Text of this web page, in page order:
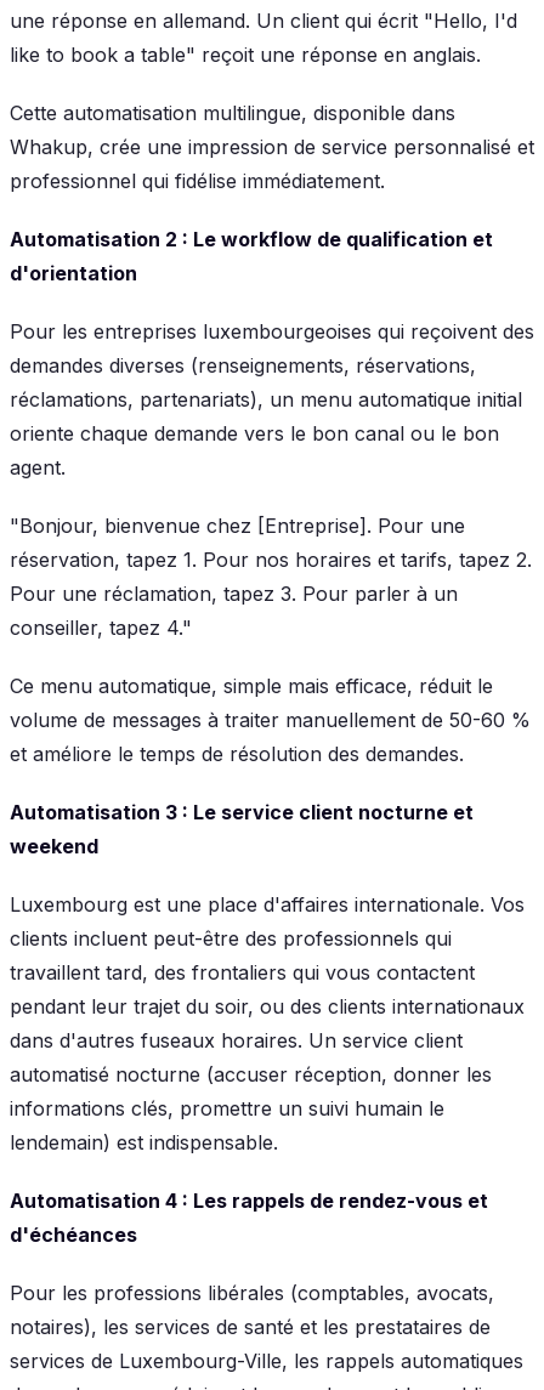
une réponse en allemand. Un client qui écrit "Hello, I'd
like to book a table" reçoit une réponse en anglais.
Cette automatisation multilingue, disponible dans
Whakup, crée une impression de service personnalisé et
professionnel qui fidélise immédiatement.
Automatisation 2 : Le workflow de qualification et
d'orientation
Pour les entreprises luxembourgeoises qui reçoivent des
demandes diverses (renseignements, réservations,
réclamations, partenariats), un menu automatique initial
oriente chaque demande vers le bon canal ou le bon
agent.
"Bonjour, bienvenue chez [Entreprise]. Pour une
réservation, tapez 1. Pour nos horaires et tarifs, tapez 2.
Pour une réclamation, tapez 3. Pour parler à un
conseiller, tapez 4."
Ce menu automatique, simple mais efficace, réduit le
volume de messages à traiter manuellement de 50-60 %
et améliore le temps de résolution des demandes.
Automatisation 3 : Le service client nocturne et
weekend
Luxembourg est une place d'affaires internationale. Vos
clients incluent peut-être des professionnels qui
travaillent tard, des frontaliers qui vous contactent
pendant leur trajet du soir, ou des clients internationaux
dans d'autres fuseaux horaires. Un service client
automatisé nocturne (accuser réception, donner les
informations clés, promettre un suivi humain le
lendemain) est indispensable.
Automatisation 4 : Les rappels de rendez-vous et
d'échéances
Pour les professions libérales (comptables, avocats,
notaires), les services de santé et les prestataires de
services de Luxembourg-Ville, les rappels automatiques